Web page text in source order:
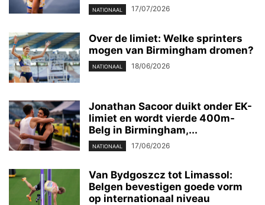
NATIONAAL 17/07/2026
Over de limiet: Welke sprinters
mogen van Birmingham dromen?
NATIONAAL 18/06/2026
Jonathan Sacoor duikt onder EK-
limiet en wordt vierde 400m-
Belg in Birmingham,...
NATIONAAL 17/06/2026
Van Bydgoszcz tot Limassol:
Belgen bevestigen goede vorm
op internationaal niveau